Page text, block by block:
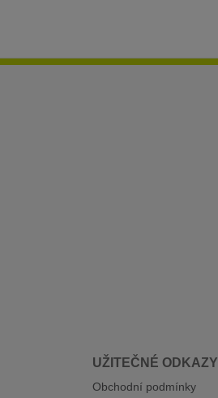
UŽITEČNÉ ODKAZY
Obchodní podmínky